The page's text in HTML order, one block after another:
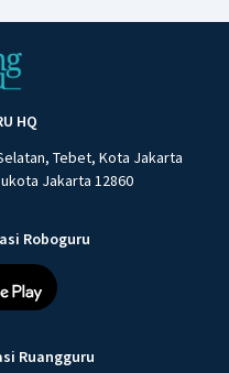
HQ
Tebet, Kota Jakarta
Jakarta 12860
Roboguru
Ruangguru